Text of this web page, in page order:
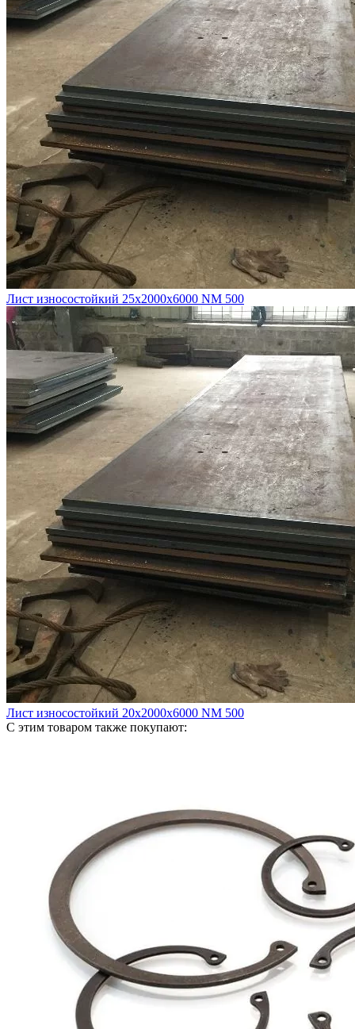
Лист износостойкий 25х2000х6000 NM 500
Лист износостойкий 20х2000х6000 NM 500
С этим товаром также покупают: